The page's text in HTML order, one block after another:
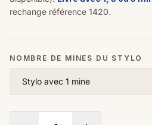
rechange référence 1420.
NOMBRE DE MINES DU STYLO